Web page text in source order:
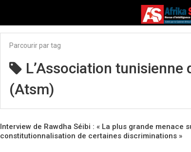
Parcourir par tag
L’Association
(Atsm)
Interview de Rawdha Séibi : « La plus grande menace
constitutionnalisation de certaines discriminations »